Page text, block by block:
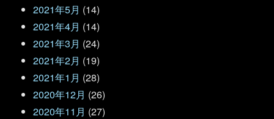
2021年5月 (14)
2021年4月 (14)
2021年3月 (24)
2021年2月 (19)
2021年1月 (28)
2020年12月 (26)
2020年11月 (27)